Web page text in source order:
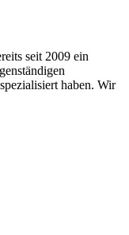
seit 2009 ein
haben. Wir